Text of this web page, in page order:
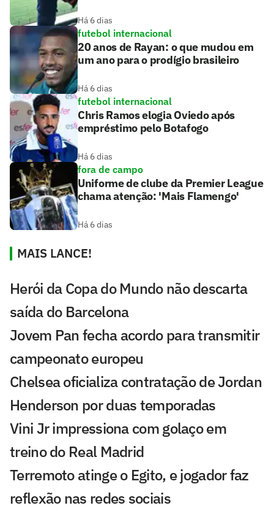
Há 6 dias
futebol internacional
20 anos de Rayan: o que mudou em
um ano para o prodígio brasileiro
Há 6 dias
futebol internacional
Chris Ramos elogia Oviedo após
empréstimo pelo Botafogo
Há 6 dias
fora de campo
Uniforme de clube da Premier League
chama atenção: 'Mais Flamengo'
Há 6 dias
MAIS LANCE!
Herói da Copa do Mundo não descarta
saída do Barcelona
Jovem Pan fecha acordo para transmitir
campeonato europeu
Chelsea oficializa contratação de Jordan
Henderson por duas temporadas
Vini Jr impressiona com golaço em
treino do Real Madrid
Terremoto atinge o Egito, e jogador faz
reflexão nas redes sociais